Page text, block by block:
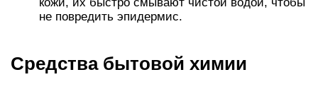
не повредить эпидермис.
Средства бытовой химии